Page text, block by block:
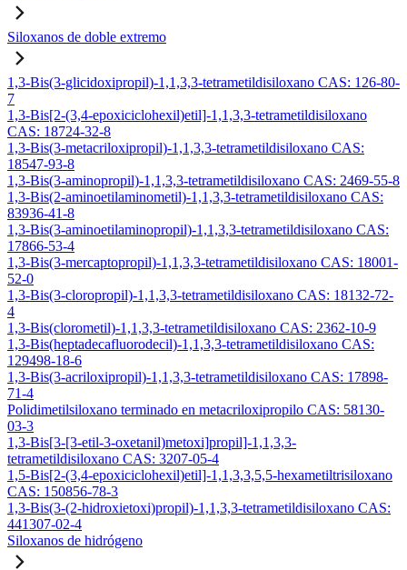
Siloxanos de doble extremo
1,3-Bis(3-glicidoxipropil)-1,1,3,3-tetrametildisiloxano CAS: 126-80-
7
1,3-Bis[2-(3,4-epoxiciclohexil)etil]-1,1,3,3-tetrametildisiloxano
CAS: 18724-32-8
1,3-Bis(3-metacriloxipropil)-1,1,3,3-tetrametildisiloxano CAS:
18547-93-8
1,3-Bis(3-aminopropil)-1,1,3,3-tetrametildisiloxano CAS: 2469-55-8
1,3-Bis(2-aminoetilaminometil)-1,1,3,3-tetrametildisiloxano CAS:
83936-41-8
1,3-Bis(3-aminoetilaminopropil)-1,1,3,3-tetrametildisiloxano CAS:
17866-53-4
1,3-Bis(3-mercaptopropil)-1,1,3,3-tetrametildisiloxano CAS: 18001-
52-0
1,3-Bis(3-cloropropil)-1,1,3,3-tetrametildisiloxano CAS: 18132-72-
4
1,3-Bis(clorometil)-1,1,3,3-tetrametildisiloxano CAS: 2362-10-9
1,3-Bis(heptadecafluorodecil)-1,1,3,3-tetrametildisiloxano CAS:
129498-18-6
1,3-Bis(3-acriloxipropil)-1,1,3,3-tetrametildisiloxano CAS: 17898-
71-4
Polidimetilsiloxano terminado en metacriloxipropilo CAS: 58130-
03-3
1,3-Bis[3-[3-etil-3-oxetanil)metoxi]propil]-1,1,3,3-
tetrametildisiloxano CAS: 3207-05-4
1,5-Bis[2-(3,4-epoxiciclohexil)etil]-1,1,3,3,5,5-hexametiltrisiloxano
CAS: 150856-78-3
1,3-Bis(3-(2-hidroxietoxi)propil)-1,1,3,3-tetrametildisiloxano CAS:
441307-02-4
Siloxanos de hidrógeno